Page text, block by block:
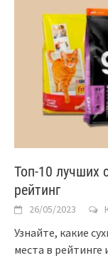
Топ-10 лучших
рейтинг
26/05/2023
Узнайте, какие
места в